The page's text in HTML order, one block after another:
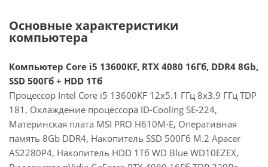
Основные характеристики
компьютера
Компьютер Core i5 13600KF, RTX 4080 16Гб, DDR4 8Gb,
SSD 500Гб + HDD 1Тб
Процессор Intel Core i5 13600KF 12x5.1 ГГц 8x3.9 ГГц TDP
181, Охлаждение процессора ID-Cooling SE-224,
Материнская плата MSI PRO H610M-E, Оперативная
память 8Gb DDR4, Накопитель SSD 500Гб M.2 Apacer
AS2280P4, Накопитель HDD 1Тб WD Blue WD10EZEX,